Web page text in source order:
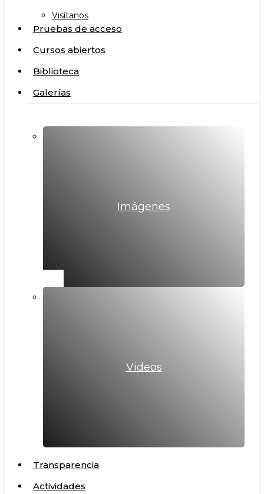
Visítanos
Pruebas de acceso
Cursos abiertos
Biblioteca
Galerías
Imágenes
Videos
Transparencia
Actividades